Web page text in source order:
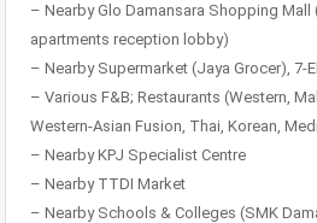
– Nearby Glo Damansara Shopping Mall
apartments reception lobby)
– Nearby Supermarket (Jaya Grocer), 7-
– Various F&B; Restaurants (Western,
Western-Asian Fusion, Thai, Korean,
– Nearby KPJ Specialist Centre
– Nearby TTDI Market
– Nearby Schools & Colleges (SMK